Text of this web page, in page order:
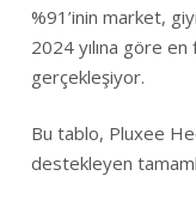
%91’inin market,
2024 yılına göre
gerçekleşiyor.
Bu tablo, Pluxee
destekleyen